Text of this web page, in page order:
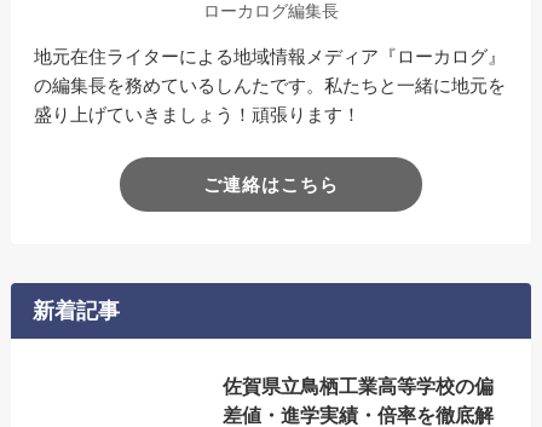
ローカログ編集長
地元在住ライターによる地域情報メディア『ローカログ』
の編集長を務めているしんたです。私たちと一緒に地元を
盛り上げていきましょう！頑張ります！
ご連絡はこちら
新着記事
佐賀県立鳥栖工業高等学校の偏
差値・進学実績・倍率を徹底解